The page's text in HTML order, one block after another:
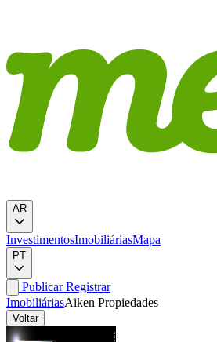
AR
InvestimentosImobiliáriasMapa
PT
PublicarRegistrar
ImobiliáriasAiken Propiedades
Voltar